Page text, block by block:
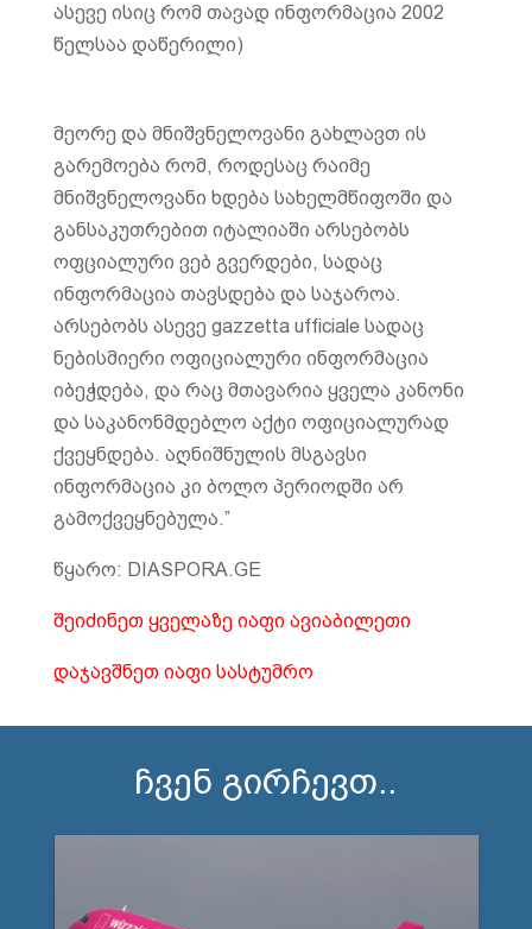
ასევე ისიც რომ თავად ინფორმაცია 2002
წელსაა დაწერილი)
მეორე და მნიშვნელოვანი გახლავთ ის
გარემოება რომ, როდესაც რაიმე
მნიშვნელოვანი ხდება სახელმწიფოში და
განსაკუთრებით იტალიაში არსებობს
ოფციალური ვებ გვერდები, სადაც
ინფორმაცია თავსდება და საჯაროა.
არსებობს ასევე gazzetta ufficiale სადაც
ნებისმიერი ოფიციალური ინფორმაცია
იბეჭდება, და რაც მთავარია ყველა კანონი
და საკანონმდებლო აქტი ოფიციალურად
ქვეყნდება. აღნიშნულის მსგავსი
ინფორმაცია კი ბოლო პერიოდში არ
გამოქვეყნებულა.”
წყარო: DIASPORA.GE
შეიძინეთ ყველაზე იაფი ავიაბილეთი
დაჯავშნეთ იაფი სასტუმრო
ჩვენ გირჩევთ..